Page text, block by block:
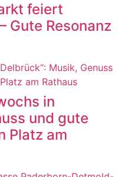
feiert
Gute Resonanz
in
und gute
Platz am